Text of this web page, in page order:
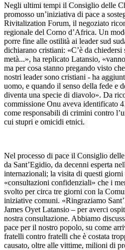
Negli ultimi tempi il Consiglio delle
promosso un’iniziativa di pace a
Rivitalization Forum, il negoziato
regionale del Corno d’Africa. Un
porre fine alle ostilità ai leader sud
dichiarano cristiani: «C’è da chiedersi
metà...», ha replicato Latansio,
ma per cosa stanno pregando visto
nostri leader sono cristiani - ha
uomo, e quando il senso della fede e
diventa una specie di diavolo». Da
commissione Onu aveva identificato
come responsabili di crimini contro
cui stupri e omicidi etnici.
Nel processo di pace il Consiglio
da Sant’Egidio, da decenni esperta
internazionali; la visita di questi
«consultazioni confidenziali» che i
svolto per circa tre giorni con la
iniziative comuni. «Ringraziamo
James Oyet Latansio – per averci
nostra consultazione. Abbiamo
pace per il nostro popolo, su come
fratelli contro fratelli che è costata
causato, oltre alle vittime, milioni di